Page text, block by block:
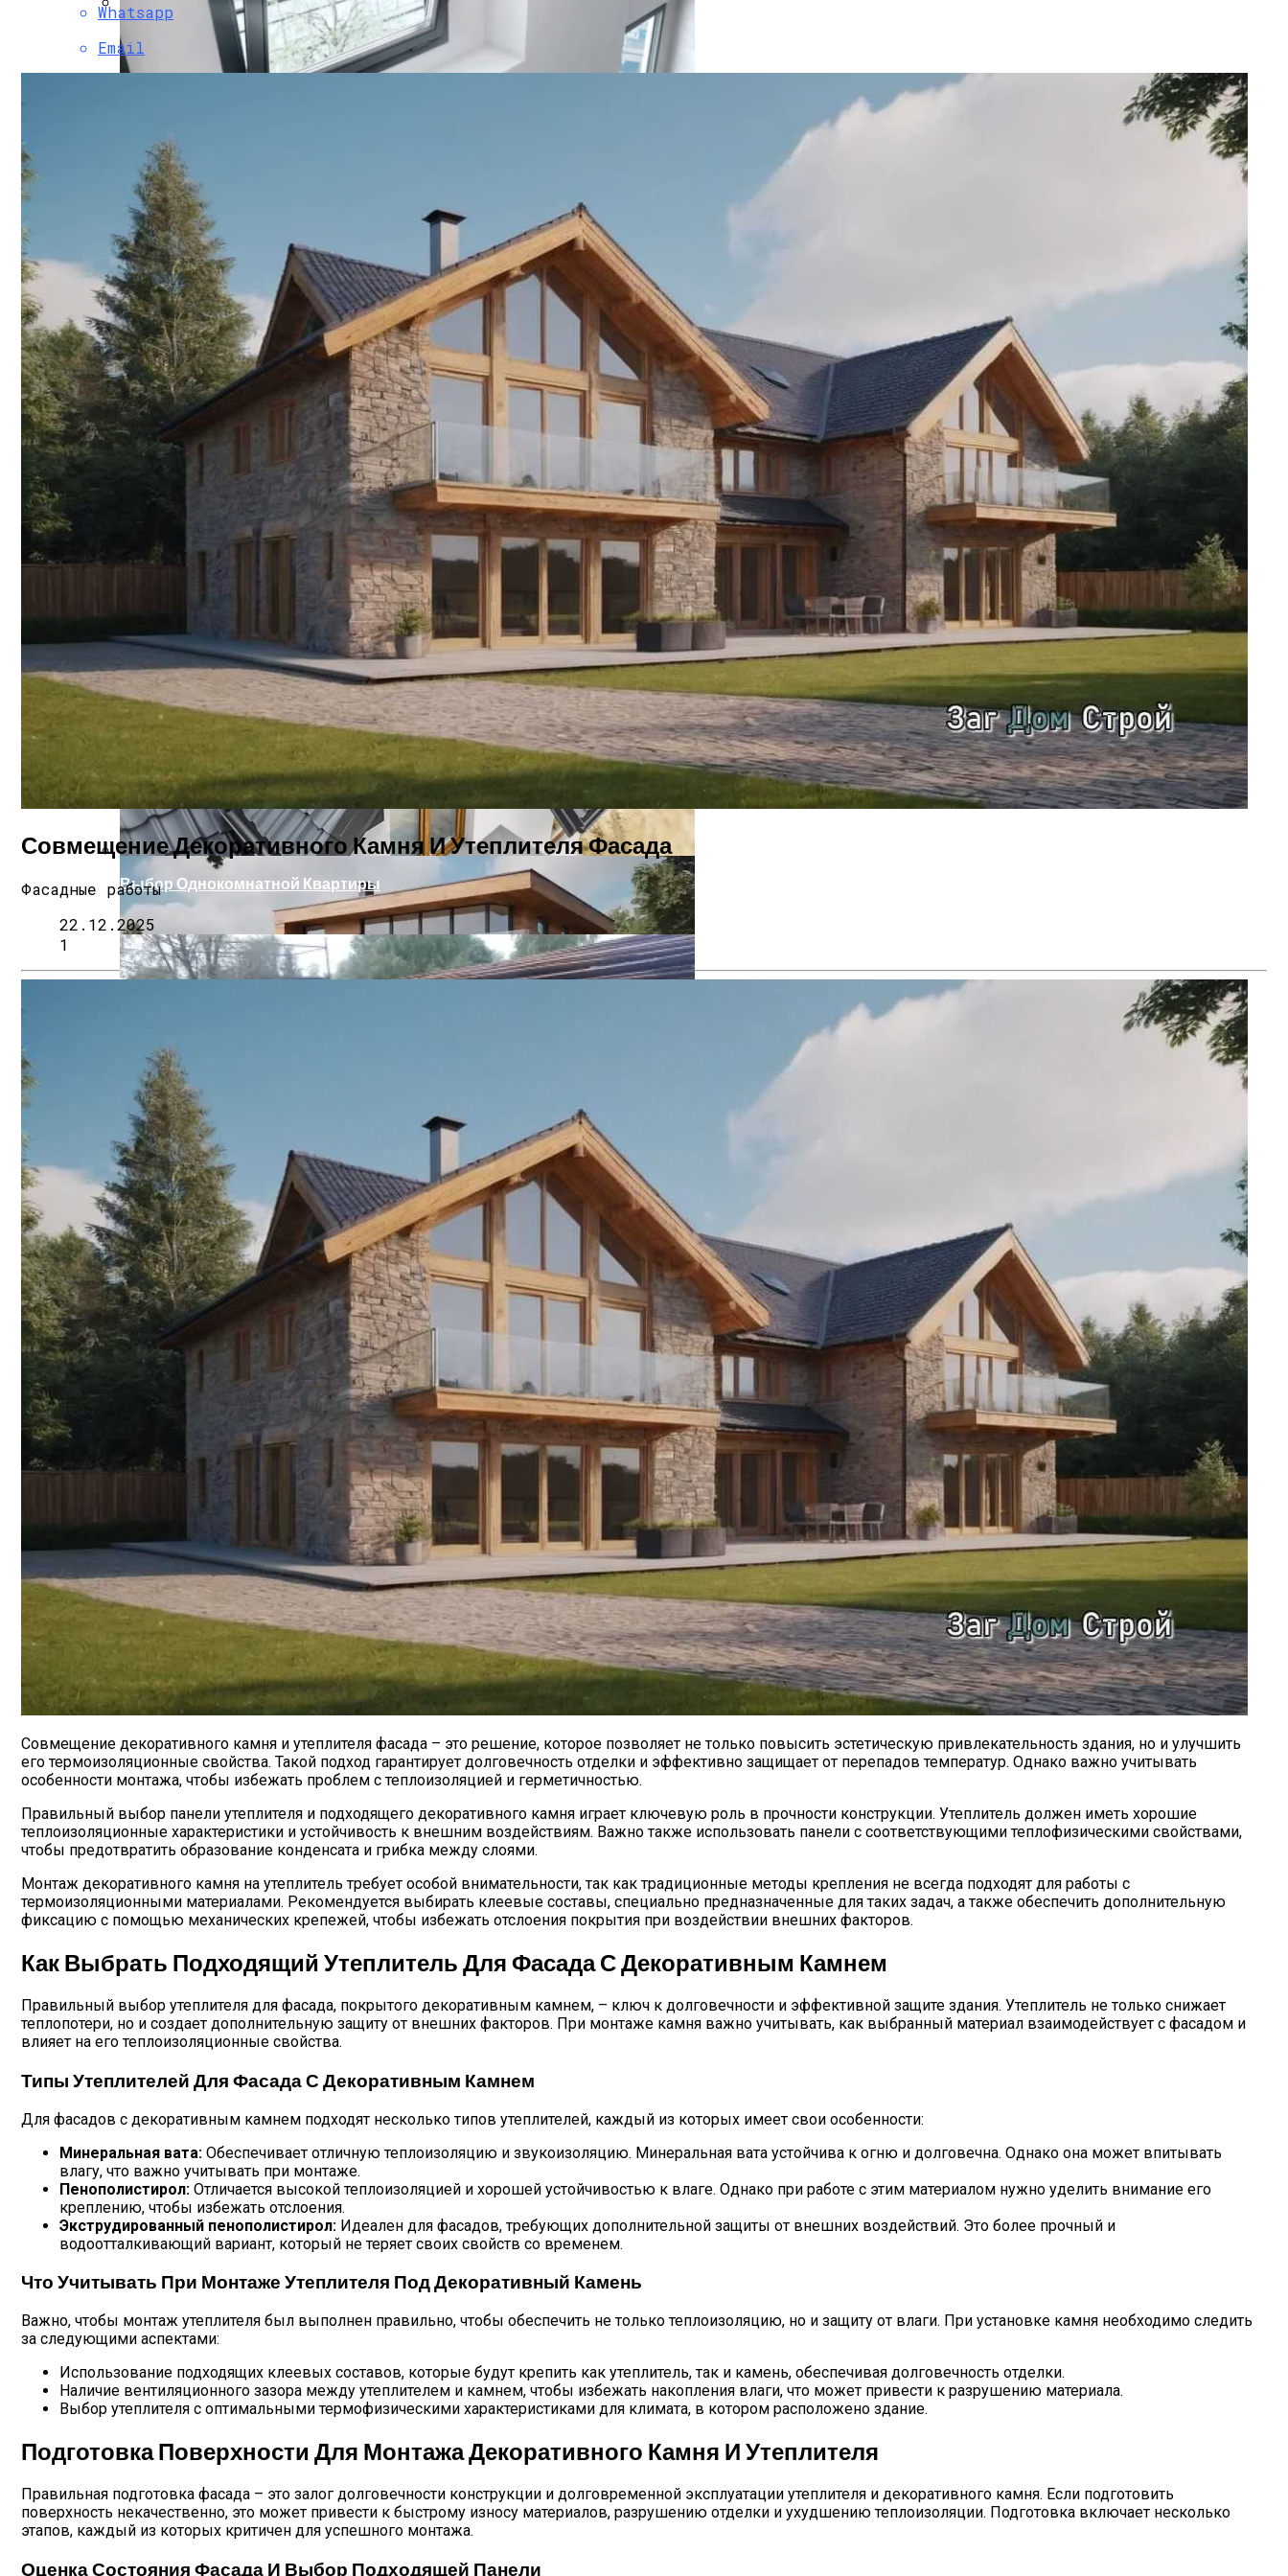
В Таиланд За СПА Процедурами
Озеро Нясиярви, Финляндия
Поездка В Волгоград
Отдых В Днепропетровске
Как Подключить Блютуз-Наушники К Ноутбуку
Использование CAM Модуля Для Телевизора
Как Предотвратить Намокание И Разрушение Цоколя
Решения Для Скрытого Водоотвода В Фасадах Современных Зданий
Акустический Комфорт В Офисах С Фасадными Системами
Перепланировка (объединение) 2х Квартир В Одну
Выбор Однокомнатной Квартиры
Лист Стальной Б/у: Особенности Материала
Лист Сталь 40Х: Особенности И Применение
Whatsapp
Email
Совмещение Декоративного Камня И Утеплителя Фасада
Фасадные работы
22.12.2025
1
Совмещение декоративного камня и утеплителя фасада – это решение, которое позволяет не только повысить эстетическую привлекательность здания, но и улучшить
его термоизоляционные свойства. Такой подход гарантирует долговечность отделки и эффективно защищает от перепадов температур. Однако важно учитывать
особенности монтажа, чтобы избежать проблем с теплоизоляцией и герметичностью.
Правильный выбор панели утеплителя и подходящего декоративного камня играет ключевую роль в прочности конструкции. Утеплитель должен иметь хорошие
теплоизоляционные характеристики и устойчивость к внешним воздействиям. Важно также использовать панели с соответствующими теплофизическими свойствами,
чтобы предотвратить образование конденсата и грибка между слоями.
Монтаж декоративного камня на утеплитель требует особой внимательности, так как традиционные методы крепления не всегда подходят для работы с
термоизоляционными материалами. Рекомендуется выбирать клеевые составы, специально предназначенные для таких задач, а также обеспечить дополнительную
фиксацию с помощью механических крепежей, чтобы избежать отслоения покрытия при воздействии внешних факторов.
Как Выбрать Подходящий Утеплитель Для Фасада С Декоративным Камнем
Правильный выбор утеплителя для фасада, покрытого декоративным камнем, – ключ к долговечности и эффективной защите здания. Утеплитель не только снижает
теплопотери, но и создает дополнительную защиту от внешних факторов. При монтаже камня важно учитывать, как выбранный материал взаимодействует с фасадом и
влияет на его теплоизоляционные свойства.
Типы Утеплителей Для Фасада С Декоративным Камнем
Для фасадов с декоративным камнем подходят несколько типов утеплителей, каждый из которых имеет свои особенности:
Минеральная вата: Обеспечивает отличную теплоизоляцию и звукоизоляцию. Минеральная вата устойчива к огню и долговечна. Однако она может впитывать
влагу, что важно учитывать при монтаже.
Пенополистирол: Отличается высокой теплоизоляцией и хорошей устойчивостью к влаге. Однако при работе с этим материалом нужно уделить внимание его
креплению, чтобы избежать отслоения.
Экструдированный пенополистирол: Идеален для фасадов, требующих дополнительной защиты от внешних воздействий. Это более прочный и
водоотталкивающий вариант, который не теряет своих свойств со временем.
Что Учитывать При Монтаже Утеплителя Под Декоративный Камень
Важно, чтобы монтаж утеплителя был выполнен правильно, чтобы обеспечить не только теплоизоляцию, но и защиту от влаги. При установке камня необходимо следить
за следующими аспектами:
Использование подходящих клеевых составов, которые будут крепить как утеплитель, так и камень, обеспечивая долговечность отделки.
Наличие вентиляционного зазора между утеплителем и камнем, чтобы избежать накопления влаги, что может привести к разрушению материала.
Выбор утеплителя с оптимальными термофизическими характеристиками для климата, в котором расположено здание.
Подготовка Поверхности Для Монтажа Декоративного Камня И Утеплителя
Правильная подготовка фасада – это залог долговечности конструкции и долговременной эксплуатации утеплителя и декоративного камня. Если подготовить
поверхность некачественно, это может привести к быстрому износу материалов, разрушению отделки и ухудшению теплоизоляции. Подготовка включает несколько
этапов, каждый из которых критичен для успешного монтажа.
Оценка Состояния Фасада И Выбор Подходящей Панели